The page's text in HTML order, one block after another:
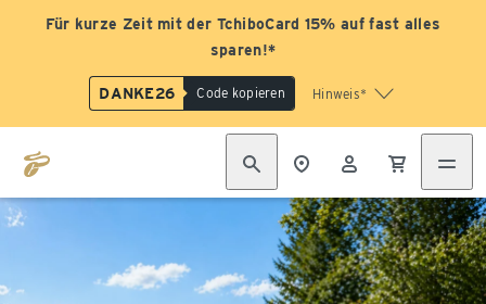
Für kurze Zeit mit der TchiboCard 15% auf fast alles
sparen!*
DANKE26 Code kopieren Hinweis*